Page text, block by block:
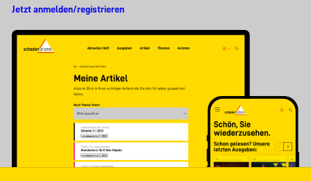
Jetzt anmelden/registrieren